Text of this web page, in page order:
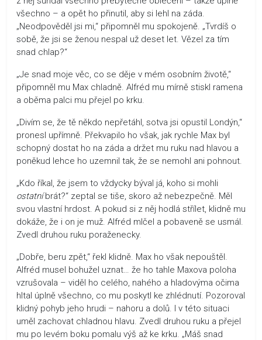
všechno – a opět ho přinutil, aby si lehl na záda.
„Neodpověděl jsi mi,“ připomněl mu spokojeně. „Tvrdíš o
sobě, že jsi se ženou nespal už deset let. Vězel za tím
snad chlap?“
„Je snad moje věc, co se děje v mém osobním životě,“
připomněl mu Max chladně. Alfréd mu mírně stiskl ramena
a oběma palci mu přejel po krku.
„Divím se, že tě někdo nepřetáhl, sotva jsi opustil Londýn,“
pronesl upřímně. Překvapilo ho však, jak rychle Max byl
schopný dostat ho na záda a držet mu ruku nad hlavou a
poněkud lehce ho uzemnil tak, že se nemohl ani pohnout.
„Kdo říkal, že jsem to vždycky býval já, koho si mohli
ostatníbrát?“ zeptal se tiše, skoro až nebezpečně. Měl
svou vlastní hrdost. A pokud si z něj hodlá střílet, klidně mu
dokáže, že i on je muž. Alfréd mlčel a pobaveně se usmál.
Zvedl druhou ruku poraženecky.
„Dobře, beru zpět,“ řekl klidně. Max ho však nepouštěl.
Alfréd musel bohužel uznat… že ho tahle Maxova poloha
vzrušovala – viděl ho celého, nahého a hladovýma očima
hltal úplně všechno, co mu poskytl ke zhlédnutí. Pozoroval
klidný pohyb jeho hrudi – nahoru a dolů. I v této situaci
uměl zachovat chladnou hlavu. Zvedl druhou ruku a přejel
mu po levém boku pomalu výš až ke krku. „Máš snad